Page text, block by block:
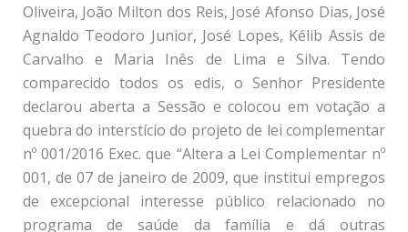
Oliveira, João Milton dos Reis, José Afonso Dias, José
Agnaldo Teodoro Junior, José Lopes, Kélib Assis de
Carvalho e Maria Inês de Lima e Silva. Tendo
comparecido todos os edis, o Senhor Presidente
declarou aberta a Sessão e colocou em votação a
quebra do interstício do projeto de lei complementar
nº 001/2016 Exec. que “Altera a Lei Complementar nº
001, de 07 de janeiro de 2009, que institui empregos
de excepcional interesse público relacionado no
programa de saúde da família e dá outras